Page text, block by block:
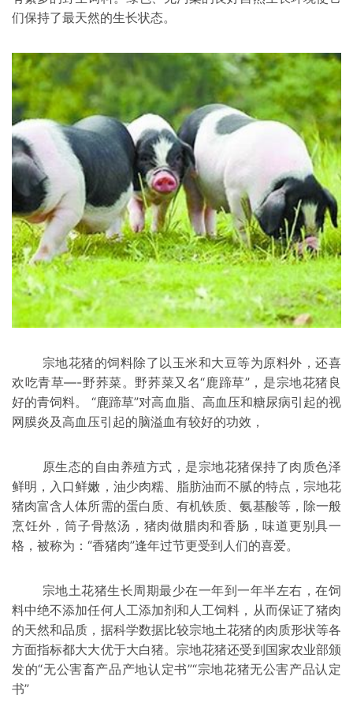
们保持了最天然的生长状态。
宗地花猪的饲料除了以玉米和大豆等为原料外，还喜
欢吃青草—-野荞菜。野荞菜又名“鹿蹄草”，是宗地花猪良
好的青饲料。 “鹿蹄草”对高血脂、高血压和糖尿病引起的视
网膜炎及高血压引起的脑溢血有较好的功效，
原生态的自由养殖方式，是宗地花猪保持了肉质色泽
鲜明，入口鲜嫩，油少肉糯、脂肪油而不腻的特点，宗地花
猪肉富含人体所需的蛋白质、有机铁质、氨基酸等，除一般
烹饪外，筒子骨熬汤，猪肉做腊肉和香肠 ，味道更别具一
格，被称为：“香猪肉”逢年过节更受到人们的喜爱。
宗地土花猪生长周期最少在一年到一年半左右，在饲
料中绝不添加任何人工添加剂和人工饲料，从而保证了猪肉
的天然和品质，据科学数据比较宗地土花猪的肉质形状等各
方面指标都大大优于大白猪。宗地花猪还受到国家农业部颁
发的“无公害畜产品产地认定书”“宗地花猪无公害产品认定
书”